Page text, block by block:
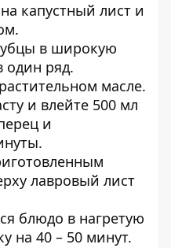
капустный лист и
в широкую
ряд.
масле.
и влейте 500 мл
и
лавровый лист
блюдо в нагретую
на 40 – 50 минут.